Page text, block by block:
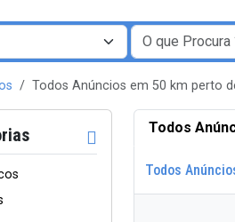
Todos Anúncios em 50 km perto
Todos
Todos